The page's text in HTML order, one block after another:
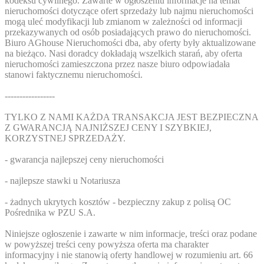
nieruchomości dotyczące ofert sprzedaży lub najmu nieruchomości
mogą uleć modyfikacji lub zmianom w zależności od informacji
przekazywanych od osób posiadających prawo do nieruchomości.
Biuro AGhouse Nieruchomości dba, aby oferty były aktualizowane
na bieżąco. Nasi doradcy dokładają wszelkich starań, aby oferta
nieruchomości zamieszczona przez nasze biuro odpowiadała
stanowi faktycznemu nieruchomości.
-----------------
TYLKO Z NAMI KAŻDA TRANSAKCJA JEST BEZPIECZNA
Z GWARANCJĄ NAJNIŻSZEJ CENY I SZYBKIEJ,
KORZYSTNEJ SPRZEDAŻY.
- gwarancja najlepszej ceny nieruchomości
- najlepsze stawki u Notariusza
- żadnych ukrytych kosztów - bezpieczny zakup z polisą OC
Pośrednika w PZU S.A.
Niniejsze ogłoszenie i zawarte w nim informacje, treści oraz podane
w powyższej treści ceny powyższa oferta ma charakter
informacyjny i nie stanowią oferty handlowej w rozumieniu art. 66